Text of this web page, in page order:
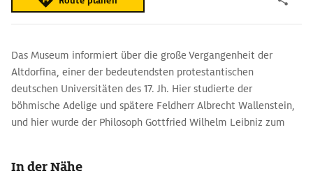
Das Museum informiert über die große Vergangenheit der
Altdorfina, einer der bedeutendsten protestantischen
deutschen Universitäten des 17. Jh. Hier studierte der
böhmische Adelige und spätere Feldherr Albrecht Wallenstein,
und hier wurde der Philosoph Gottfried Wilhelm Leibniz zum
In der Nähe